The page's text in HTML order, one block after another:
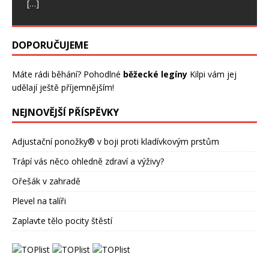
[…]
DOPORUČUJEME
Máte rádi běhání? Pohodlné běžecké legíny Kilpi vám jej
udělají ještě příjemnějším!
NEJNOVĚJŠÍ PŘÍSPĚVKY
Adjustační ponožky® v boji proti kladívkovým prstům
Trápí vás něco ohledně zdraví a výživy?
Ořešák v zahradě
Plevel na talíři
Zaplavte tělo pocity štěstí